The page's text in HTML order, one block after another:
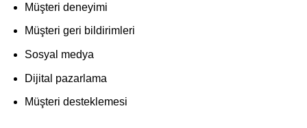
Müşteri deneyimi
Müşteri geri bildirimleri
Sosyal medya
Dijital pazarlama
Müşteri desteklemesi